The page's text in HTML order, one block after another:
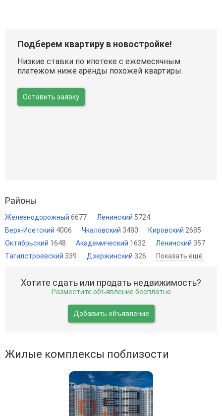
Подберем квартиру в новостройке!
Низкие ставки по ипотеке с ежемесячным
платежом ниже аренды похожей квартиры.
Оставить заявку
Районы
Железнодорожный 6677 Ленинский 5724
Верх-Исетский 4006 Чкаловский 3480 Кировский 2685
Октябрьский 1648 Академический 1632 Ленинский 357
Тагилстроевский 339 Дзержинский 326 Показать ещё
Хотите сдать или продать недвижимость?
Разместите объявление бесплатно
Добавить объявление
Жилые комплексы поблизости